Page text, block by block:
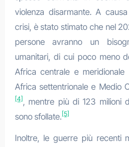
violenza disarmante. A
crisi, è stato stimato che nel
persone avranno un
umanitari, di cui poco meno
Africa centrale e
Africa settentrionale e Medio
[4] , mentre più di 123 milioni
sono sfollate.[5]
Inoltre, le guerre più recenti